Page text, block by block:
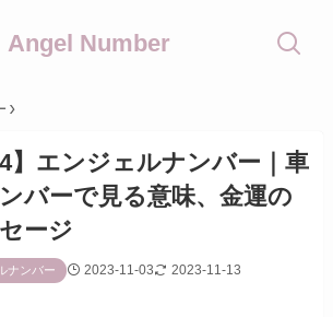
Angel Number
】エンジェルナンバー｜車
バーで見る意味、金運の
ージ
ナンバー 2023-11-03 2023-11-13